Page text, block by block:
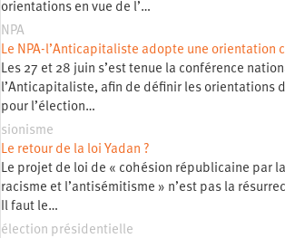
orientations en vue de l’…
NPA
Le NPA-l’Anticapitaliste adopte une orientation
Les 27 et 28 juin s’est tenue la conférence
l’Anticapitaliste, afin de définir les orientations
pour l’élection…
sionisme
Le retour de la loi Yadan ?
Le projet de loi de « cohésion républicaine par
racisme et l’antisémitisme » n’est pas la
Il faut le…
élection présidentielle